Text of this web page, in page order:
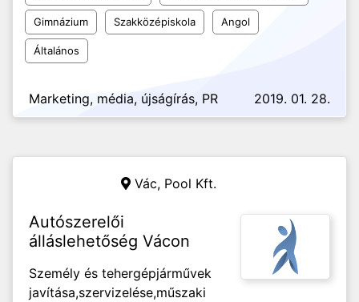
Gimnázium Szakközépiskola Angol
Általános
Marketing, média, újságírás, PR 2019. 01. 28.
Vác, Pool Kft.
Autószerelői
álláslehetőség Vácon
Személy és tehergépjárművek
javítása,szervizelése,műszaki